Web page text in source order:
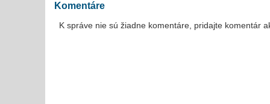
Komentáre
K správe nie sú žiadne komentáre, pridajte komentár